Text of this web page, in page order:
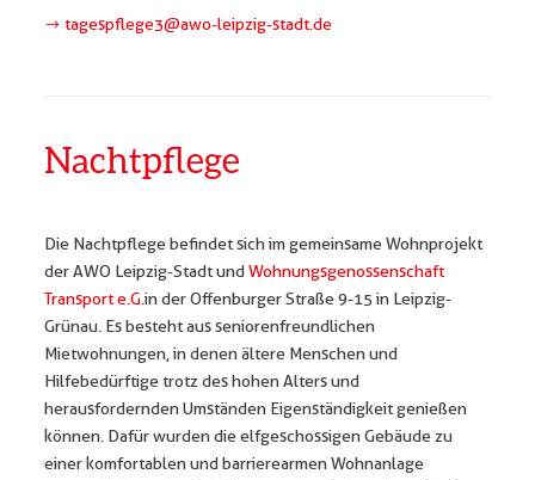
tagespflege3@awo-leipzig-stadt.de
Nachtpflege
Die Nachtpflege befindet sich im gemeinsame Wohnprojekt
der AWO Leipzig-Stadt undWohnungsgenossenschaft
Transport e.G.in der Offenburger Straße 9-15 in Leipzig-
Grünau. Es besteht aus seniorenfreundlichen
Mietwohnungen, in denen ältere Menschen und
Hilfebedürftige trotz des hohen Alters und
herausfordernden Umständen Eigenständigkeit genießen
können. Dafür wurden die elfgeschossigen Gebäude zu
einer komfortablen und barrierearmen Wohnanlage